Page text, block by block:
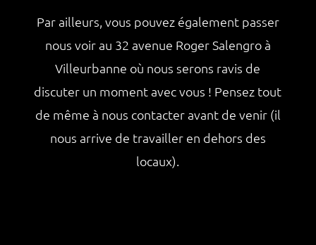
Par ailleurs, vous pouvez également passer
nous voir au 32 avenue Roger Salengro à
Villeurbanne où nous serons ravis de
discuter un moment avec vous ! Pensez tout
de même à nous contacter avant de venir (il
nous arrive de travailler en dehors des
locaux).